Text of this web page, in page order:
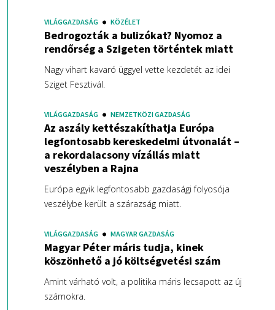
VILÁGGAZDASÁG KÖZÉLET
Bedrogozták a bulizókat? Nyomoz a
rendőrség a Szigeten történtek miatt
Nagy vihart kavaró üggyel vette kezdetét az idei
Sziget Fesztivál.
VILÁGGAZDASÁG NEMZETKÖZI GAZDASÁG
Az aszály kettészakíthatja Európa
legfontosabb kereskedelmi útvonalát –
a rekordalacsony vízállás miatt
veszélyben a Rajna
Európa egyik legfontosabb gazdasági folyosója
veszélybe került a szárazság miatt.
VILÁGGAZDASÁG MAGYAR GAZDASÁG
Magyar Péter máris tudja, kinek
köszönhető a jó költségvetési szám
Amint várható volt, a politika máris lecsapott az új
számokra.